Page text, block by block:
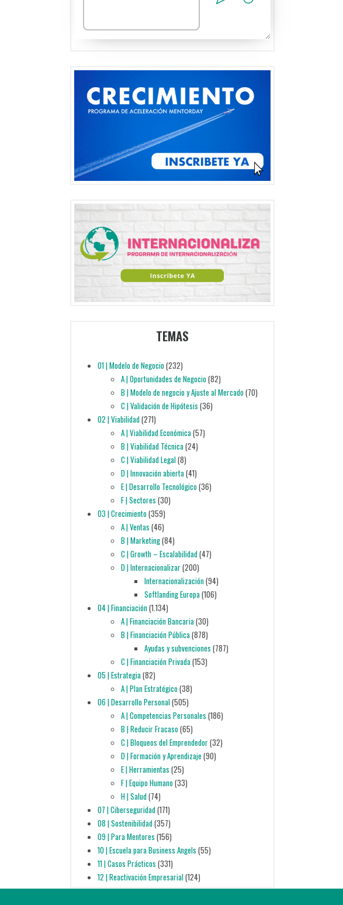
TEMAS
01 | Modelo de Negocio(232)
A | Oportunidades de Negocio(82)
B | Modelo de negocio y Ajuste al Mercado(70)
C | Validación de Hipótesis (36)
02 | Viabilidad(271)
A | Viabilidad Económica(57)
B | Viabilidad Técnica(24)
C | Viabilidad Legal(8)
D | Innovación abierta(41)
E | Desarrollo Tecnológico(36)
F | Sectores (30)
03 | Crecimiento(359)
A | Ventas (46)
B | Marketing(84)
C | Growth – Escalabilidad(47)
D | Internacionalizar(200)
Internacionalización(94)
Softlanding Europa(106)
04 | Financiación(1.134)
A | Financiación Bancaria(30)
B | Financiación Pública(878)
Ayudas y subvenciones (787)
C | Financiación Privada(153)
05 | Estrategia(82)
A | Plan Estratégico(38)
06 | Desarrollo Personal(505)
A | Competencias Personales (186)
B | Reducir Fracaso(65)
C | Bloqueos del Emprendedor(32)
D | Formación y Aprendizaje (90)
E | Herramientas (25)
F | Equipo Humano(33)
H | Salud(74)
07 | Ciberseguridad(171)
08 | Sostenibilidad(357)
09 | Para Mentores (156)
10 | Escuela para Business Angels (55)
11 | Casos Prácticos (331)
12 | Reactivación Empresarial(124)